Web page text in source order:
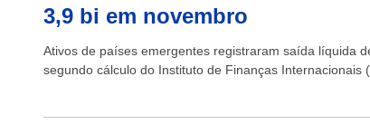
3,9 bi em novembro
Ativos de países emergentes registraram saída líquida
segundo cálculo do Instituto de Finanças Internacionais